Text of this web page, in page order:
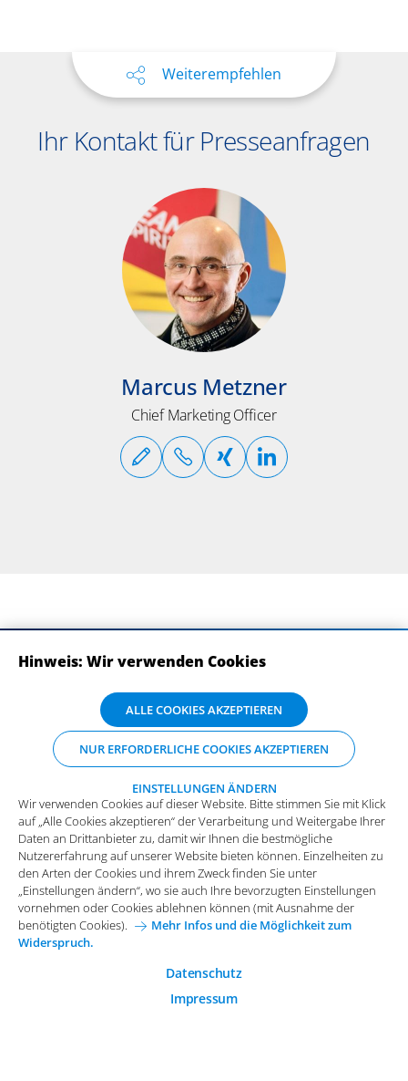
Weiterempfehlen
Ihr Kontakt für Presseanfragen
Marcus Metzner
Chief Marketing Officer
Impressum Datenschutz
Allgemeine Einkaufsbedingungen
Karriere bei Arvato Systems Kontakt
Wir verwenden Cookies auf dieser Website. Bitte stimmen Sie mit Klick
auf „Alle Cookies akzeptieren“ der Verarbeitung und Weitergabe Ihrer
Daten an Drittanbieter zu, damit wir Ihnen die bestmögliche
Nutzererfahrung auf unserer Website bieten können. Einzelheiten zu
den Arten der Cookies und ihrem Zweck finden Sie unter
„Einstellungen ändern“, wo sie auch Ihre bevorzugten Einstellungen
vornehmen oder Cookies ablehnen können (mit Ausnahme der
benötigten Cookies).
Mehr Infos und die Möglichkeit zum
Widerspruch.
Datenschutz
Impressum
Hinweis: Wir verwenden Cookies
ALLE COOKIES AKZEPTIEREN
NUR ERFORDERLICHE COOKIES AKZEPTIEREN
EINSTELLUNGEN ÄNDERN
Wir verwenden Cookies auf dieser Website. Bitte stimmen Sie mit Klick
auf „Alle Cookies akzeptieren“ der Verarbeitung und Weitergabe Ihrer
Daten an Drittanbieter zu, damit wir Ihnen die bestmögliche
Nutzererfahrung auf unserer Website bieten können. Einzelheiten zu
den Arten der Cookies und ihrem Zweck finden Sie unter
„Einstellungen ändern“, wo sie auch Ihre bevorzugten Einstellungen
vornehmen oder Cookies ablehnen können (mit Ausnahme der
benötigten Cookies).
Mehr Infos und die Möglichkeit zum
Widerspruch.
Funktionale Cookies
Diese Cookies sind essenziell wichtig für die einwandfreie
Funktion der Website.
Analytische Cookies
Analytische Cookies werden verwendet, um das